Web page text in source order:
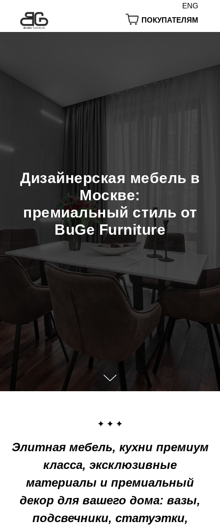
ПОКУПАТЕЛЯМ
ENG
Дизайнерская мебель в
Москве:
премиальный стиль от
BuGe Furniture
Элитная мебель, кухни премиум
класса, эксклюзивные
материалы и премиальный
декор для вашего дома: вазы,
подсвечники, статуэтки,